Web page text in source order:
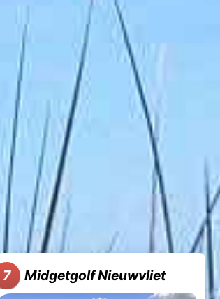
7 Midgetgolf Nieuwvliet